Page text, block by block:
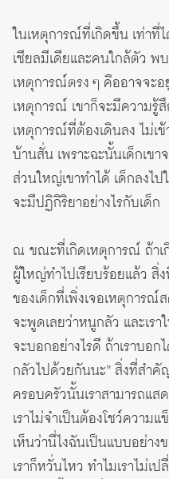
ในเหตุการณ์ที่เกิดขึ้น เท่าที่
เชียลมีเดียและคนใกล้ตัว พ
เหตุการณ์ตรง ๆ คืออาจจะ
เหตุการณ์ เขาก็จะมีความรู้
เหตุการณ์ที่ต้องเดินลง ไม่เ
บ้านสั่น เพราะฉะนั้นเด็กเขา
ส่วนใหญ่เขาทำได้ เด็กลงไ
จะมีปฏิกิริยาอย่างไรกับเด็ก
ณ ขณะที่เกิดเหตุการณ์ ถ้าเ
ผู้ใหญ่ทำไปเรียบร้อยแล้ว สิ่
ของเด็กที่เพิ่งเจอเหตุการณ์
จะพูดเลยว่าหนูกลัว และเร
จะบอกอย่างไรดี ถ้าเราบอก
กลัวไปด้วยกันนะ” สิ่งที่สำ
ครอบครัวนั้นเราสามารถแส
เราไม่จำเป็นต้องโชว์ความ
เห็นว่านี่ไงฉันเป็นแบบอย่าง
เราก็หวั่นไหว ทำไมเราไม่เ